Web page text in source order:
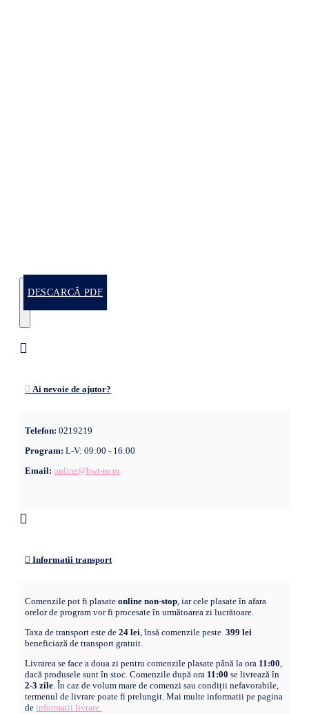
DESCARCĂ PDF
Ai nevoie de ajutor?
Telefon: 0219219
Program: L-V: 09:00 - 16:00
Email: online@bwt-ro.ro
Informatii transport
Comenzile pot fi plasate online non-stop, iar cele plasate în afara
orelor de program vor fi procesate în următoarea zi lucrătoare.
Taxa de transport este de 24 lei, însă comenzile peste 399 lei
beneficiază de transport gratuit.
Livrarea se face a doua zi pentru comenzile plasate până la ora 11:00,
dacă produsele sunt în stoc. Comenzile după ora 11:00 se livrează în
2-3 zile. În caz de volum mare de comenzi sau condiții nefavorabile,
termenul de livrare poate fi prelungit. Mai multe informatii pe pagina
de informatii livrare.